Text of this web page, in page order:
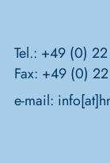
Tel.: +49 (0)
Fax: +49 (0)
e-mail: